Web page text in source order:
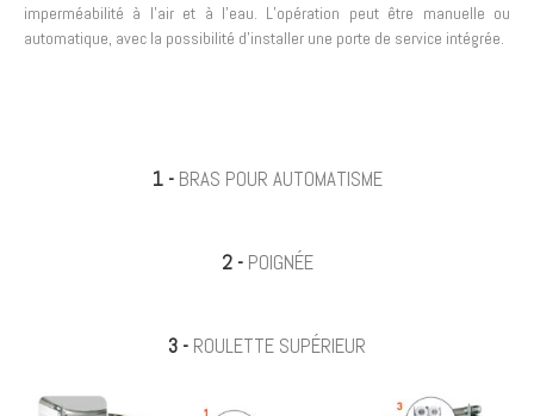
imperméabilité à l’air et à l’eau. L’opération peut être manuelle ou
automatique, avec la possibilité d’installer une porte de service intégrée.
1 - BRAS POUR AUTOMATISME
2 - POIGNÉE
3 - ROULETTE SUPÉRIEUR